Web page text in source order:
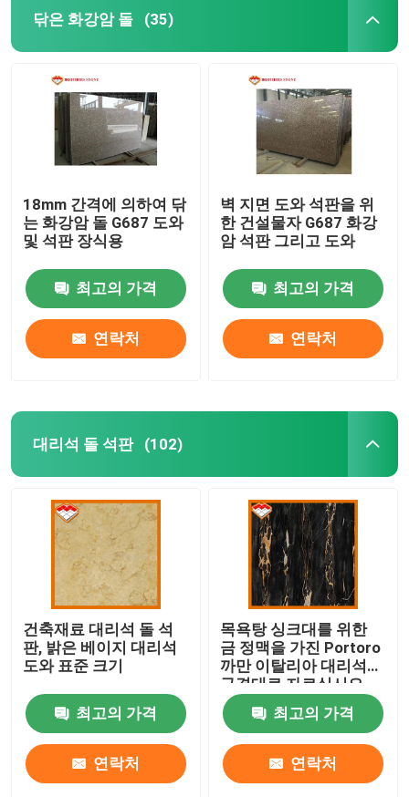
닦은 화강암 돌 (35)
18mm 간격에 의하여 닦
는 화강암 돌 G687 도와
및 석판 장식용
최고의 가격
연락처
벽 지면 도와 석판을 위
한 건설물자 G687 화강
암 석판 그리고 도와
최고의 가격
연락처
대리석 돌 석판 (102)
건축재료 대리석 돌 석
판, 밝은 베이지 대리석
도와 표준 크기
최고의 가격
연락처
목욕탕 싱크대를 위한
금 정맥을 가진 Portoro
까만 이탈리아 대리석을
규격대로 자르십시오
최고의 가격
연락처